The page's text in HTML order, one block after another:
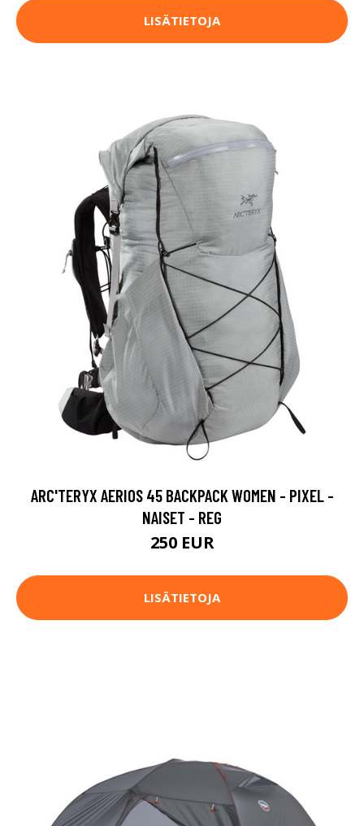
LISÄTIETOJA
ARC'TERYX AERIOS 45 BACKPACK WOMEN - PIXEL -
NAISET - REG
250 EUR
LISÄTIETOJA